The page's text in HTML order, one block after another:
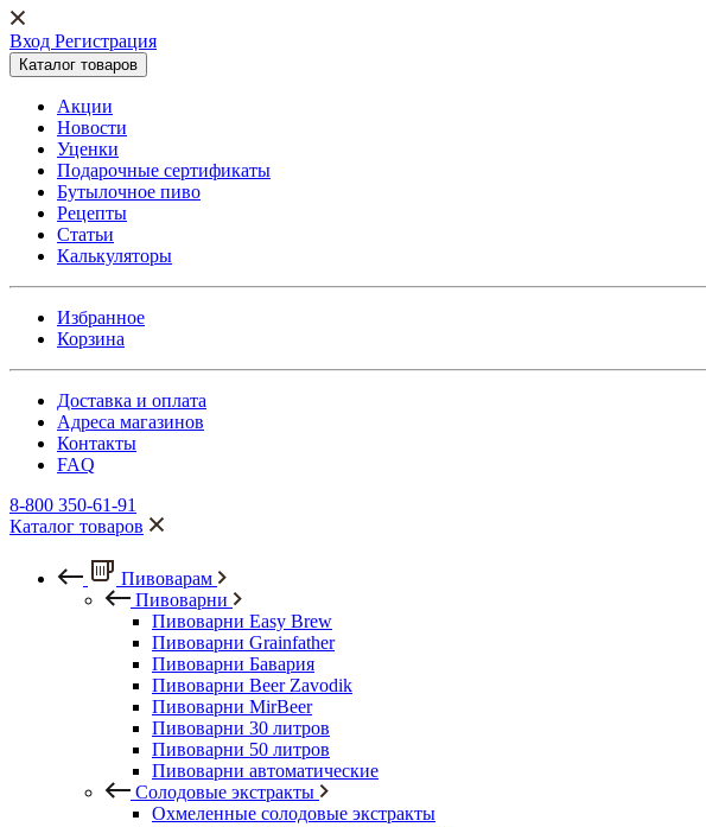
Вход Регистрация
Каталог товаров
Акции
Новости
Уценки
Подарочные сертификаты
Бутылочное пиво
Рецепты
Статьи
Калькуляторы
Избранное
Корзина
Доставка и оплата
Адреса магазинов
Контакты
FAQ
8-800 350-61-91
Каталог товаров
Пивоварам
Пивоварни
Пивоварни Easy Brew
Пивоварни Grainfather
Пивоварни Бавария
Пивоварни Beer Zavodik
Пивоварни MirBeer
Пивоварни 30 литров
Пивоварни 50 литров
Пивоварни автоматические
Солодовые экстракты
Охмеленные солодовые экстракты